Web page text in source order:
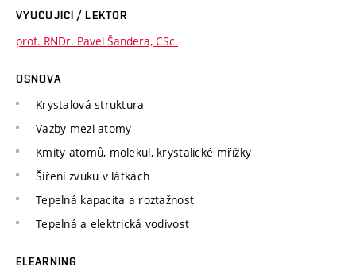
VYUČUJÍCÍ / LEKTOR
prof. RNDr. Pavel Šandera, CSc.
OSNOVA
Krystalová struktura
Vazby mezi atomy
Kmity atomů, molekul, krystalické mřížky
Šíření zvuku v látkách
Tepelná kapacita a roztažnost
Tepelná a elektrická vodivost
ELEARNING